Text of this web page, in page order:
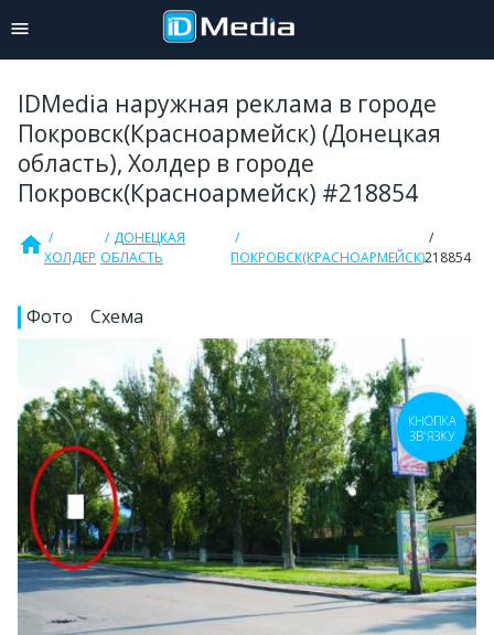
IDMedia наружная реклама в городе
Покровск(Красноармейск) (Донецкая
область), Холдер в городе
Покровск(Красноармейск) #218854
homeХОЛДЕР
ДОНЕЦКАЯ
ОБЛАСТЬ
ПОКРОВСК(КРАСНОАРМЕЙСК)218854
Фото Схема
КНОПКА
ЗВ'ЯЗКУ